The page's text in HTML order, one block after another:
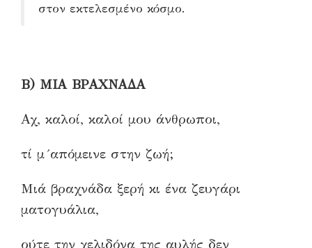
στον εκτελεσμένο κόσμο.
Β) ΜΙΑ ΒΡΑΧΝΑΔΑ
Αχ, καλοί, καλοί μου άνθρωποι,
τί μ´απόμεινε στην ζωή;
Μιά βραχνάδα ξερή κι ένα ζευγάρι
ματογυάλια,
ούτε την χελιδόνα της αυλής δεν